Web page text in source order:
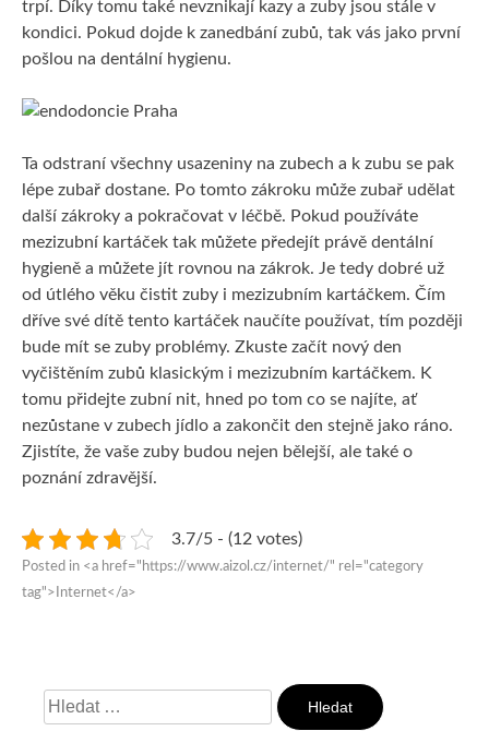
trpí. Díky tomu také nevznikají kazy a zuby jsou stále v
kondici. Pokud dojde k zanedbání zubů, tak vás jako první
pošlou na dentální hygienu.
Ta odstraní všechny usazeniny na zubech a k zubu se pak
lépe zubař dostane. Po tomto zákroku může zubař udělat
další zákroky a pokračovat v léčbě. Pokud používáte
mezizubní kartáček tak můžete předejít právě dentální
hygieně a můžete jít rovnou na zákrok. Je tedy dobré už
od útlého věku čistit zuby i mezizubním kartáčkem. Čím
dříve své dítě tento kartáček naučíte používat, tím později
bude mít se zuby problémy. Zkuste začít nový den
vyčištěním zubů klasickým i mezizubním kartáčkem. K
tomu přidejte zubní nit, hned po tom co se najíte, ať
nezůstane v zubech jídlo a zakončit den stejně jako ráno.
Zjistíte, že vaše zuby budou nejen bělejší, ale také o
poznání zdravější.
3.7/5 - (12 votes)
Posted in <a href="https://www.aizol.cz/internet/" rel="category
tag">Internet</a>
Vyhledávání